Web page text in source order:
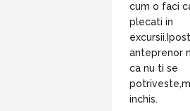
cum o faci
plecati in
anteprenor
ca nu ti se
inchis.